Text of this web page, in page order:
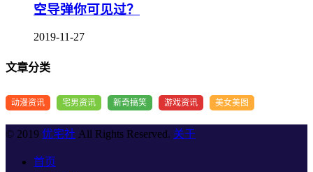
空导弹你可见过？
2019-11-27
文章分类
动漫资讯 宅男资讯 新奇搞笑 游戏资讯 美女美图
© 2019 优宅社 All Rights Reserved. 关于
首页